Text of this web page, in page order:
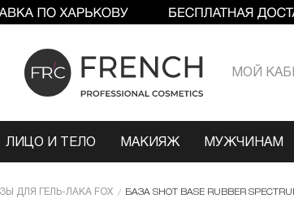
МОЙ
ЛИЦО И ТЕЛО МАКИЯЖ МУЖЧИНАМ
ДЛЯ ГЕЛЬ-ЛАКА FOX БАЗА SHOT BASE RUBBER